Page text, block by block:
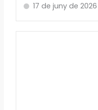
17 de juny de 2026